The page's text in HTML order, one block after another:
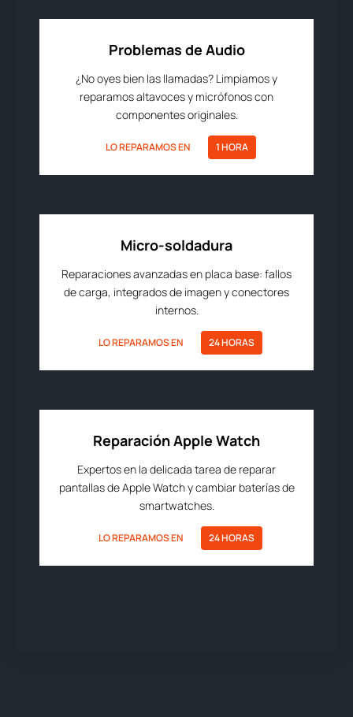
Problemas de Audio
¿No oyes bien las llamadas? Limpiamos y
reparamos altavoces y micrófonos con
componentes originales.
LO REPARAMOS EN 1 HORA
Micro-soldadura
Reparaciones avanzadas en placa base: fallos
de carga, integrados de imagen y conectores
internos.
LO REPARAMOS EN 24 HORAS
Reparación Apple Watch
Expertos en la delicada tarea de reparar
pantallas de Apple Watch y cambiar baterías de
smartwatches.
LO REPARAMOS EN 24 HORAS